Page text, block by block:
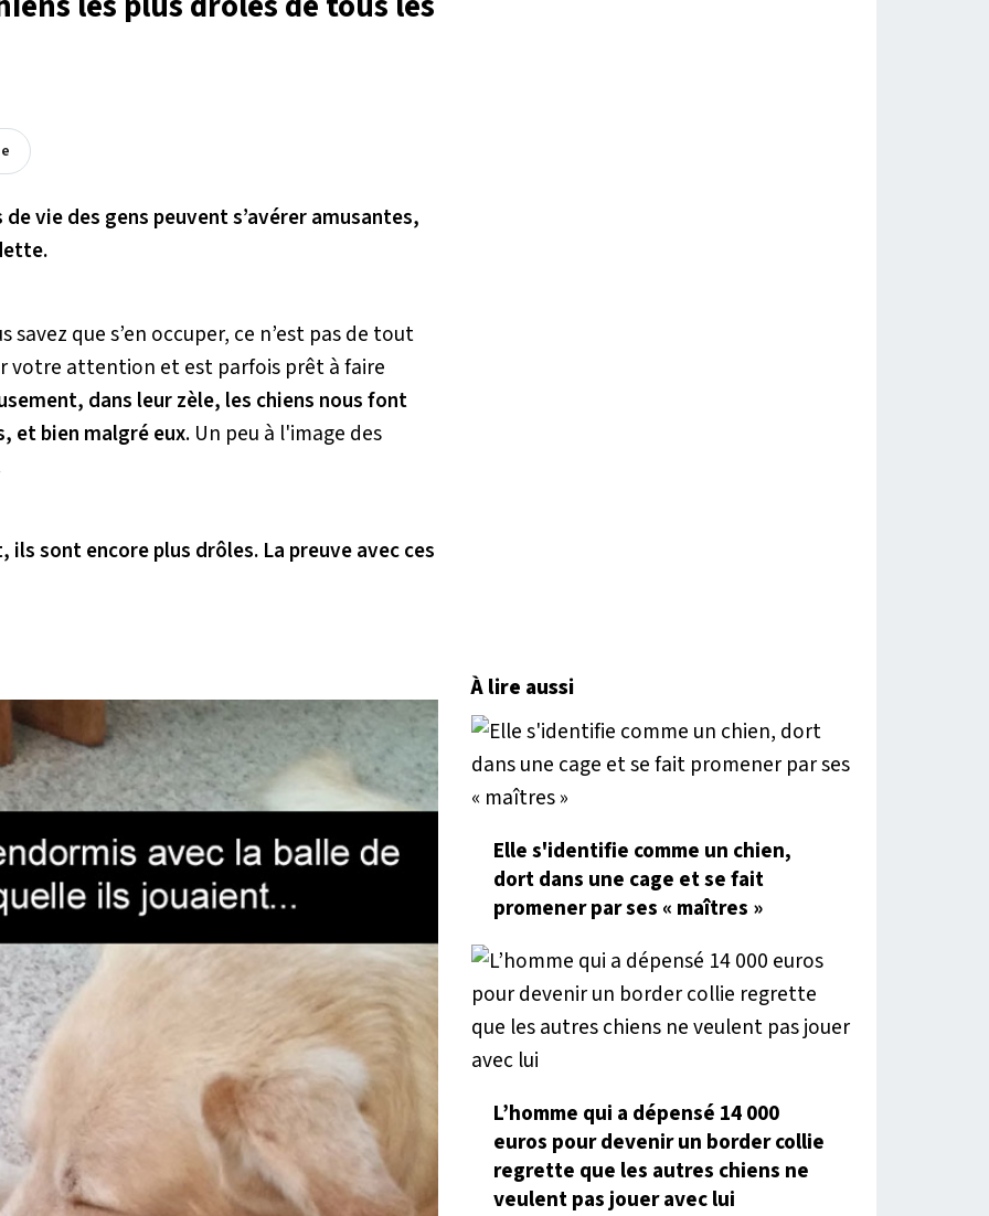
vie des gens peuvent s’avérer amusantes,
que s’en occuper, ce n’est pas de tout
votre attention et est parfois prêt à faire
dans leur zèle, les chiens nous font
et bien malgré eux. Un peu à l'image des
sont encore plus drôles. La preuve avec ces
À lire aussi
Elle s'identifie comme un chien,
dort dans une cage et se fait
promener par ses « maîtres »
L’homme qui a dépensé 14 000
euros pour devenir un border collie
regrette que les autres chiens ne
veulent pas jouer avec lui